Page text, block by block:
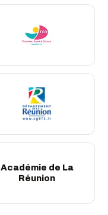
Académie de La
Réunion